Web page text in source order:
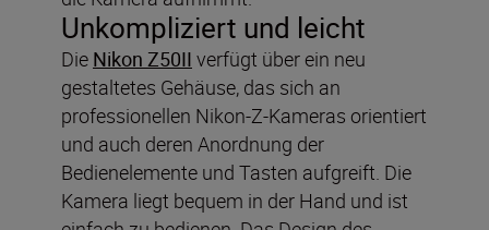
Unkompliziert und leicht
Die Nikon Z50II verfügt über ein neu
gestaltetes Gehäuse, das sich an
professionellen Nikon-Z-Kameras orientiert
und auch deren Anordnung der
Bedienelemente und Tasten aufgreift. Die
Kamera liegt bequem in der Hand und ist